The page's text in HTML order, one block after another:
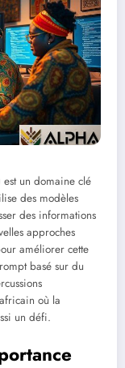
est un domaine clé
des modèles
des informations
approches
améliorer cette
basé sur du
où la
un défi.